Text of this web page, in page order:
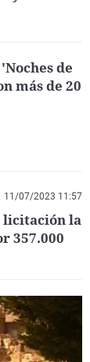
de
más de 20
11/07/2023 11:57
licitación la
357.000